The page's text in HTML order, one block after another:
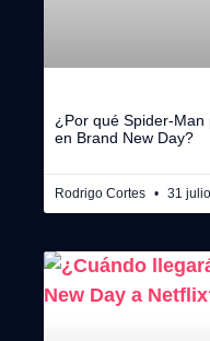
¿Por qué Spider-
en Brand New Day?
Rodrigo Cortes 31